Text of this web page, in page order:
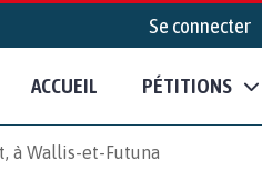
Se connecter
ACCUEIL PÉTITIONS
à Wallis-et-Futuna